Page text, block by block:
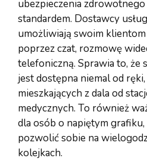
ubezpieczenia
standardem. Dostawcy
umożliwiają swoim
poprzez czat, rozmowę
telefoniczną. Sprawia to, że
jest dostępna niemal od
mieszkających z dala od
medycznych. To również
dla osób o napiętym
pozwolić sobie na
kolejkach.